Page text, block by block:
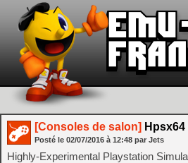
[Consoles de salon] Hpsx64
Posté le 02/07/2016 à 12:48 par Jets
Highly-Experimental Playstation